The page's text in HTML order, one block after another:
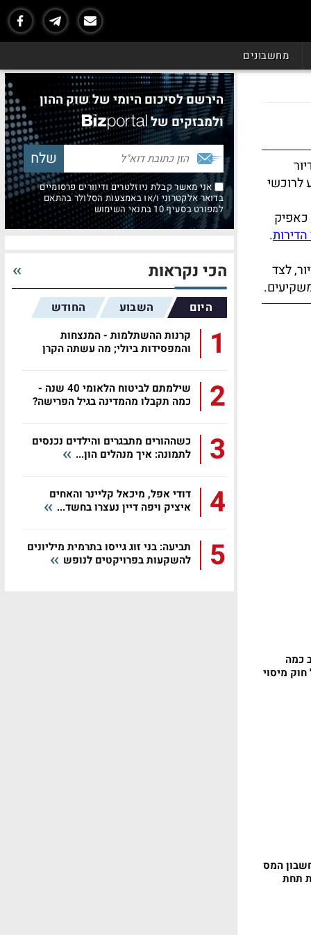
מחשבונים
לרוכשי
כאפיק
.
לצד
כמה
מיסוי
המס
תחת
הירשם לסיכום היומי של שוק ההון
ולמבזקים של
אני מאשר קבלת ניוזלטרים ודיוורים פרסומיים
בדואר אלקטרוני ו/או באמצעות הסלולר בהתאם
למפורט בסעיף 10 בתנאי השימוש
הכי נקראות
היום השבוע החודש
1
קרנות ההשתלמות - המנצחות
והמפסידות ביולי; מה עשתה הקרן
2
שילמתם לביטוח הלאומי 40 שנה -
כמה תקבלו מהמדינה בגיל הפרישה?
3
כשההורים מתבגרים והילדים נכנסים
לתמונה: איך מנהלים הון...
4
דודי אפל, מיכאל קליינר והאחים
איציק ויפה דיין נעצרו בחשד...
5
תביעה: בני זוג גייסו בתרמית מיליונים
להשקעות בפרויקטים לנופש